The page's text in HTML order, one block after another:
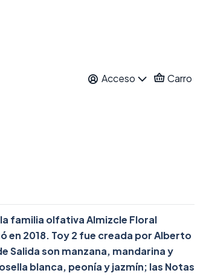
Acceso Carro
EDP 100 ML
familia olfativa Almizcle Floral
en 2018. Toy 2 fue creada por Alberto
Salida son manzana, mandarina y
blanca, peonía y jazmín; las Notas